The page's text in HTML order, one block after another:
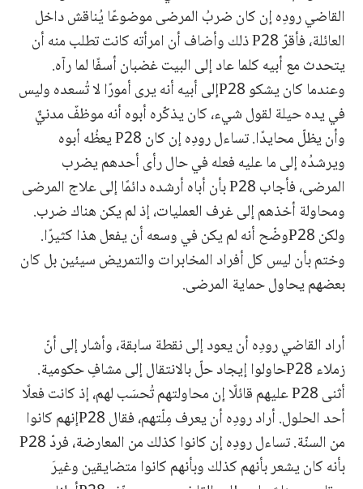
القاضي رودِه إن كان ضربُ المرضى موضوعًا يُناقش داخل
العائلة، فأقرّ P28 ذلك وأضاف أن امرأته كانت تطلب منه أن
يتحدث مع أبيه كلما عاد إلى البيت غضبان أسفًا لما رآه.
وعندما كان يشكو P28إلى أبيه أنه يرى أمورًا لا تُسعده وليس
في يده حيلة لقول شيء، كان يذكّره أبوه أنه موظفٌ مدنيٌّ
وأن يظلّ محايدًا. تساءل رودِه إن كان P28 يعظُه أبوه
ويرشدُه إلى ما عليه فعله في حال رأى أحدهم يضرب
المرضى، فأجاب P28 بأن أباه أرشده دائمًا إلى علاج المرضى
ومحاولة أخذهم إلى غرف العمليات، إذ لم يكن هناك ضرب.
ولكن P28وضّح أنه لم يكن في وسعه أن يفعل هذا كثيرًا.
وختم بأن ليس كل أفراد المخابرات والتمريض سيئين بل كان
بعضهم يحاول حماية المرضى.
أراد القاضي رودِه أن يعود إلى نقطة سابقة، وأشار إلى أنّ
زملاء P28حاولوا إيجاد حلّ بالانتقال إلى مشافٍ حكومية.
أثنى P28 عليهم قائلًا إن محاولتهم تُحسَب لهم، إذ كانت فعلًا
أحد الحلول. أراد رودِه أن يعرف مِلّتهم، فقال P28إنهم كانوا
من السنّة. تساءل رودِه إن كانوا كذلك من المعارضة، فردّ P28
بأنه كان يشعر بأنهم كذلك وبأنهم كانوا متضايقين وغيرَ